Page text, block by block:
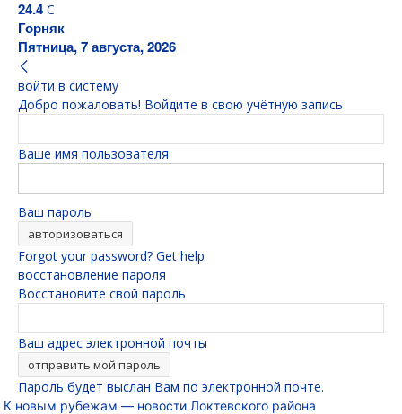
24.4 C
Горняк
Пятница, 7 августа, 2026
войти в систему
Добро пожаловать! Войдите в свою учётную запись
Ваше имя пользователя
Ваш пароль
Forgot your password? Get help
восстановление пароля
Восстановите свой пароль
Ваш адрес электронной почты
Пароль будет выслан Вам по электронной почте.
К новым рубежам — новости Локтевского района